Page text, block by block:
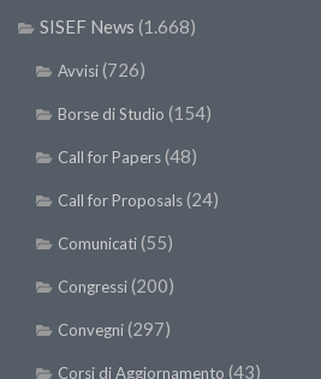
SISEF News (1.668)
Avvisi(726)
Borse di Studio (154)
Call for Papers(48)
Call for Proposals(24)
Comunicati(55)
Congressi(200)
Convegni(297)
Corsi di Aggiornamento (43)